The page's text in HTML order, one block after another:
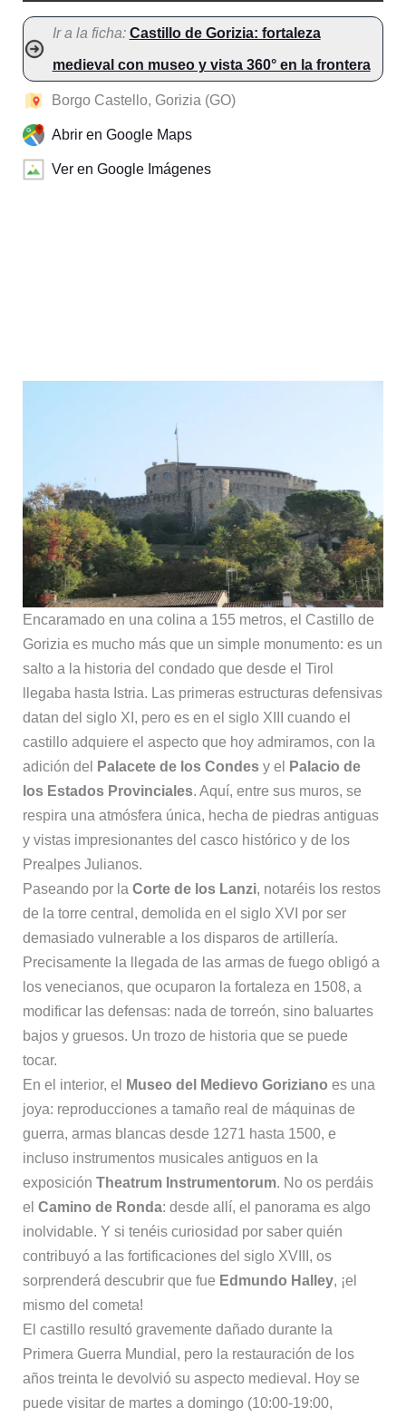
Ir a la ficha: Castillo de Gorizia: fortaleza
medieval con museo y vista 360° en la frontera
Borgo Castello, Gorizia (GO)
Abrir en Google Maps
Ver en Google Imágenes
Encaramado en una colina a 155 metros, el Castillo de
Gorizia es mucho más que un simple monumento: es un
salto a la historia del condado que desde el Tirol
llegaba hasta Istria. Las primeras estructuras defensivas
datan del siglo XI, pero es en el siglo XIII cuando el
castillo adquiere el aspecto que hoy admiramos, con la
adición del
Palacete de los Condesy el
Palacio de
los Estados Provinciales. Aquí, entre sus muros, se
respira una atmósfera única, hecha de piedras antiguas
y vistas impresionantes del casco histórico y de los
Prealpes Julianos.
Paseando por la Corte de los Lanzi, notaréis los restos
de la torre central, demolida en el siglo XVI por ser
demasiado vulnerable a los disparos de artillería.
Precisamente la llegada de las armas de fuego obligó a
los venecianos, que ocuparon la fortaleza en 1508, a
modificar las defensas: nada de torreón, sino baluartes
bajos y gruesos. Un trozo de historia que se puede
tocar.
En el interior, el
Museo del Medievo Goriziano es una
joya: reproducciones a tamaño real de máquinas de
guerra, armas blancas desde 1271 hasta 1500, e
incluso instrumentos musicales antiguos en la
exposición Theatrum Instrumentorum. No os perdáis
el Camino de Ronda: desde allí, el panorama es algo
inolvidable. Y si tenéis curiosidad por saber quién
contribuyó a las fortificaciones del siglo XVIII, os
sorprenderá descubrir que fue Edmundo Halley, ¡el
mismo del cometa!
El castillo resultó gravemente dañado durante la
Primera Guerra Mundial, pero la restauración de los
años treinta le devolvió su aspecto medieval. Hoy se
puede visitar de martes a domingo (10:00-19:00,